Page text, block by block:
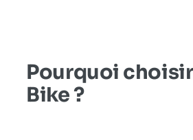
Pourquoi
Bike ?